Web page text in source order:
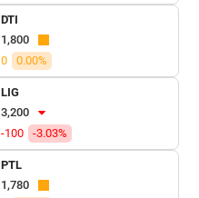
DTI
1,800
0
0.00%
LIG
3,200
-100
-3.03%
PTL
1,780